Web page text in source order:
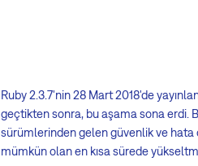
Ruby 2.3.7'nin 28 Mart 2018'de
geçtikten sonra, bu aşama sona erdi.
sürümlerinden gelen güvenlik ve hata
mümkün olan en kısa sürede